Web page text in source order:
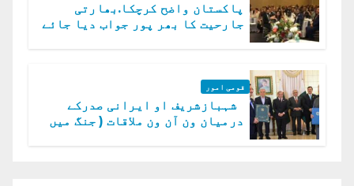
پاکستان واضح کرچکا.بھارتی
جارحیت کا بھر پور جواب دیا جائے
قومی امور
شہبازشریف او ایرانی صدرکے
درمیان ون آن ون ملاقات ( جنگ میں